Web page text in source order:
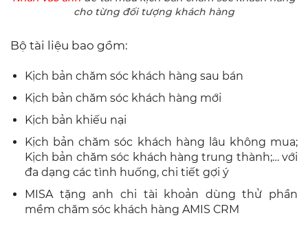
cho từng đối tượng khách hàng
Bộ tài liệu bao gồm:
Kịch bản chăm sóc khách hàng sau bán
Kịch bản chăm sóc khách hàng mới
Kịch bản khiếu nại
Kịch bản chăm sóc khách hàng lâu không mua;
Kịch bản chăm sóc khách hàng trung thành;… với
đa dạng các tình huống, chi tiết gợi ý
MISA tặng anh chi tài khoản dùng thử phần
mềm chăm sóc khách hàng AMIS CRM